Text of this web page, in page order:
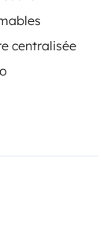
centralisée